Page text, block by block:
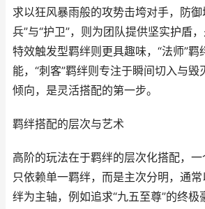
求以狂风暴雨般的攻势击垮对手，防
兵”与“护卫”，则为团队提供坚实护盾
特效触发型羁绊则更具趣味，“法师”
能，“刺客”羁绊则专注于瞬间切入与
倾向，是灵活搭配的第一步。
羁绊搭配的层次与艺术
高阶的玩法在于羁绊的层次化搭配，
只依赖单一羁绊，而是主次分明，通
绊为主轴，例如追求“九五至尊”的终极